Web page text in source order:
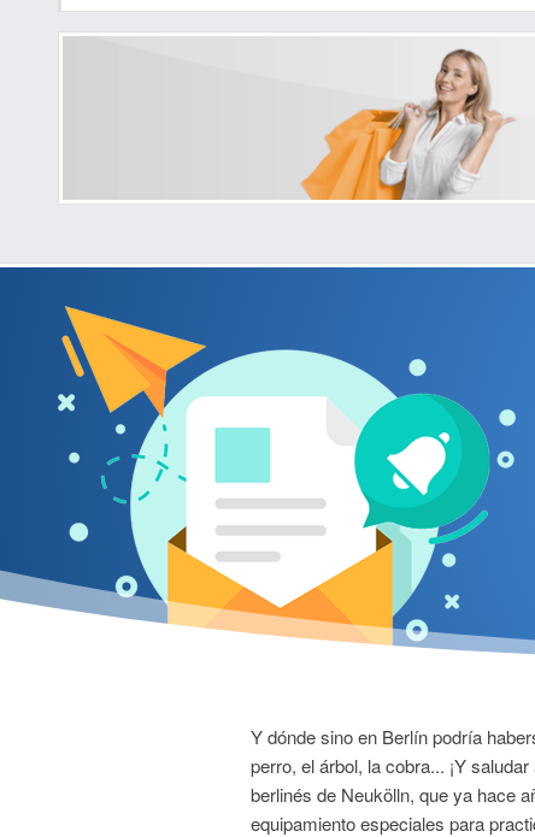
Y dónde sino en Berlín podría
perro, el árbol, la cobra... ¡Y
berlinés de Neukölln, que ya hace
equipamiento especiales para